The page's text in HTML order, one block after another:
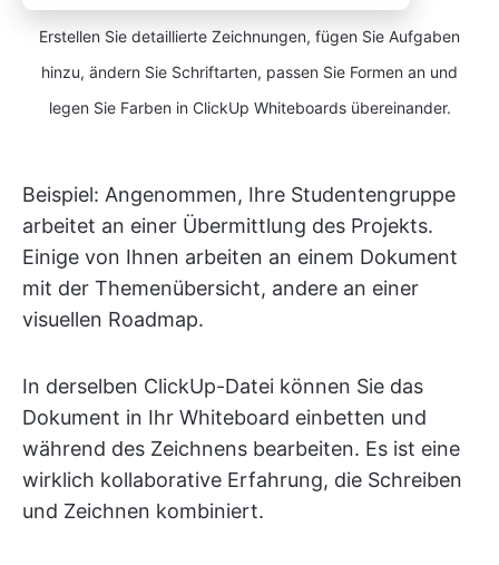
Erstellen Sie detaillierte Zeichnungen, fügen Sie Aufgaben
hinzu, ändern Sie Schriftarten, passen Sie Formen an und
legen Sie Farben in ClickUp Whiteboards übereinander.
Beispiel: Angenommen, Ihre Studentengruppe
arbeitet an einer Übermittlung des Projekts.
Einige von Ihnen arbeiten an einem Dokument
mit der Themenübersicht, andere an einer
visuellen Roadmap.
In derselben ClickUp-Datei können Sie das
Dokument in Ihr Whiteboard einbetten und
während des Zeichnens bearbeiten. Es ist eine
wirklich kollaborative Erfahrung, die Schreiben
und Zeichnen kombiniert.